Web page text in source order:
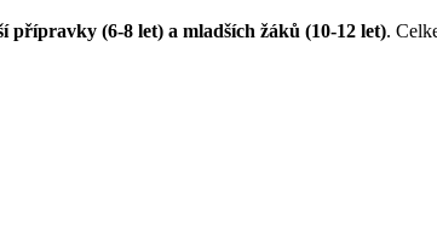
přípravky (6-8 let) a mladších žáků (10-12 let).